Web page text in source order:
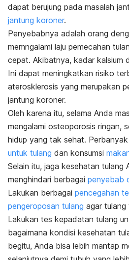
dapat berujung pada masalah
jantung koroner.
Penyebabnya adalah orang
memngalami laju pemecahan
cepat. Akibatnya, kadar kalsium
Ini dapat meningkatkan risiko
aterosklerosis yang merupakan
jantung koroner.
Oleh karena itu, selama Anda
mengalami osteoporosis ringan,
hidup yang tak sehat. Perbanyak
untuk tulang dan konsumsi
Selain itu, jaga kesehatan tulang
menghindari berbagai penyebab
Lakukan berbagai pencegahan
pengeroposan tulang agar
Lakukan tes kepadatan tulang
bagaimana kondisi kesehatan
begitu, Anda bisa lebih mantap